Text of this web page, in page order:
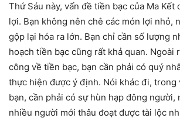
Thứ Sáu này, vấn đề tiền bạc của Ma Kết
lợi. Bạn không nên chê các món lợi nhỏ,
gộp lại hóa ra lớn. Bạn chỉ cần số lượng
hoạch tiền bạc cũng rất khả quan. Ngoài
công về tiền bạc, bạn cần phải có quý
thực hiện được ý định. Nói khác đi, trong
bạn, cần phải có sự hùn hạp đông người,
nhiều người mới thâu đoạt được tài lộc